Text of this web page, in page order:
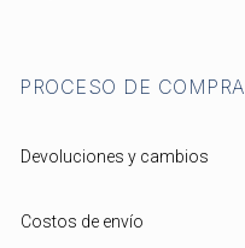
PROCESO DE COMPRA
Devoluciones y cambios
Costos de envío